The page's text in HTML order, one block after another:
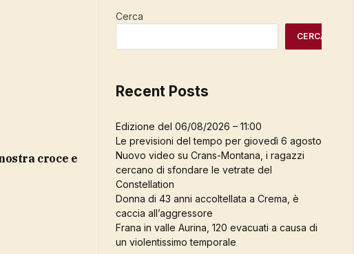
Cerca
CERCA
Recent Posts
Edizione del 06/08/2026 – 11:00
Le previsioni del tempo per giovedì 6 agosto
Nuovo video su Crans-Montana, i ragazzi
cercano di sfondare le vetrate del
Constellation
Donna di 43 anni accoltellata a Crema, è
caccia all’aggressore
Frana in valle Aurina, 120 evacuati a causa di
un violentissimo temporale